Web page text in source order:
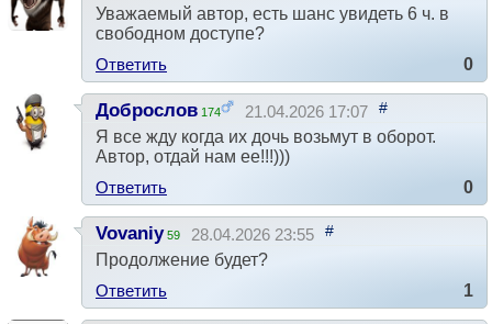
Уважаемый автор, есть шанс увидеть 6 ч. в
свободном доступе?
Ответить
0
Доброслов 174 21.04.2026 17:07 #
Я все жду когда их дочь возьмут в оборот.
Автор, отдай нам ее!!!)))
Ответить
0
Vovaniy 59 28.04.2026 23:55 #
Продолжение будет?
Ответить
1